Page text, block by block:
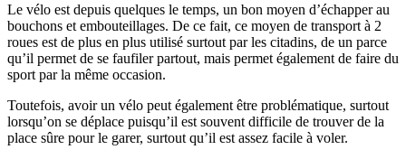
Le vélo est depuis quelques le temps, un bon moyen d’échapper au
bouchons et embouteillages. De ce fait, ce moyen de transport à 2
roues est de plus en plus utilisé surtout par les citadins, de un parce
qu’il permet de se faufiler partout, mais permet également de faire du
sport par la même occasion.
Toutefois, avoir un vélo peut également être problématique, surtout
lorsqu’on se déplace puisqu’il est souvent difficile de trouver de la
place sûre pour le garer, surtout qu’il est assez facile à voler.